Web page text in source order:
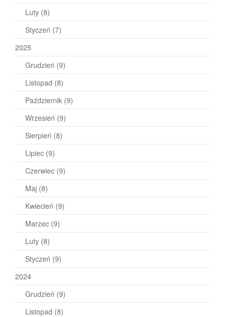
Luty (8)
Styczeń (7)
2025
Grudzień (9)
Listopad (8)
Październik (9)
Wrzesień (9)
Sierpień (8)
Lipiec (9)
Czerwiec (9)
Maj (8)
Kwiecień (9)
Marzec (9)
Luty (8)
Styczeń (9)
2024
Grudzień (9)
Listopad (8)